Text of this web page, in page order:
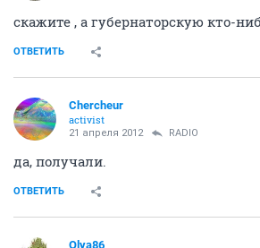
скажите , а губернаторскую кто-
ОТВЕТИТЬ
Сhercheur
activist
21 апреля 2012 RADIO
да, получали.
ОТВЕТИТЬ
Olya86